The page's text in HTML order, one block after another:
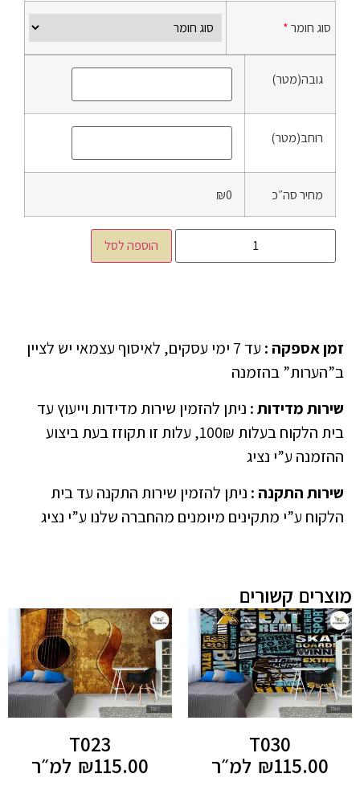
סוג חומר*
גובה(מטר)
רוחב(מטר)
מחיר סה״כ ₪0
הוספה לסל
זמן אספקה :
עד 7 ימי עסקים, לאיסוף עצמאי יש לציין
ב”הערות” בהזמנה
שירות מדידות: ניתן להזמין שירות מדידות וייעוץ עד
בית הלקוח בעלות 100₪, עלות זו תקוזז בעת ביצוע
ההזמנה ע”י נציג
שירות התקנה : ניתן להזמין שירות התקנה עד בית
הלקוח ע”י מתקינים מיומנים מהחברה שלנו ע”י נציג
מוצרים קשורים
T030
₪115.00 למ״ר
T023
₪115.00 למ״ר